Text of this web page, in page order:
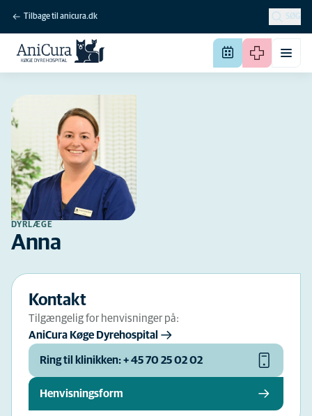
Tilbage til anicura.dk SØG
DYRLÆGE
Anna
Kontakt
Tilgængelig for henvisninger på:
AniCura Køge Dyrehospital
Ring til klinikken: + 45 70 25 02 02
Henvisningsform